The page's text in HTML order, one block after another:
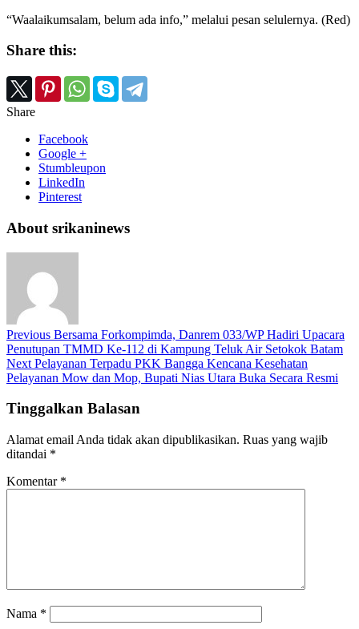
“Waalaikumsalam, belum ada info,” melalui pesan selulernya. (Red)
Share this:
Share
Facebook
Google +
Stumbleupon
LinkedIn
Pinterest
About srikaninews
Previous Bersama Forkompimda, Danrem 033/WP Hadiri Upacara
Penutupan TMMD Ke-112 di Kampung Teluk Air Setokok Batam
Next Pelayanan Terpadu PKK Bangga Kencana Kesehatan
Pelayanan Mow dan Mop, Bupati Nias Utara Buka Secara Resmi
Tinggalkan Balasan
Alamat email Anda tidak akan dipublikasikan. Ruas yang wajib
ditandai *
Komentar *
Nama *